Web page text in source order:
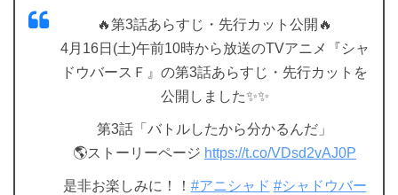
🔥第3話あらすじ・先行カット公開🔥
4月16日(土)午前10時から放送のTVアニメ『シャ
ドウバースＦ』の第3話あらすじ・先行カットを
公開しました✨✨
第3話「バトルしたから分かるんだ」
🌎ストーリーページ https://t.co/VDsd2vAJ0P
是非お楽しみに！！ #アニシャド #シャドウバー